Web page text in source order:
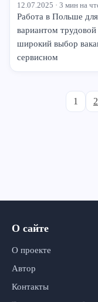
12.07.2025 · 3 мин на
Работа в Польше
вариантом
широкий выбор
сервисном
1 2
О сайте
О проекте
Автор
Контакты